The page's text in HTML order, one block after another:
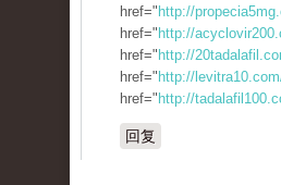
href=" http://
href=" http://
href=" http://
href=" http://
href=" http://
回复